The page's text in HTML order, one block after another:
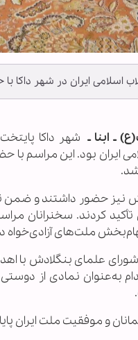
ایران در شهر داکا
ـ ابنا ـ شهر داکا
ایران بود. این
شد.
نیز حضور داشتند و ضمن
کردند. سخنرانان
ملت‌های آزادی‌خواه
علمای بنگلادش با
به‌عنوان نمادی از
و موفقیت ملت ایران